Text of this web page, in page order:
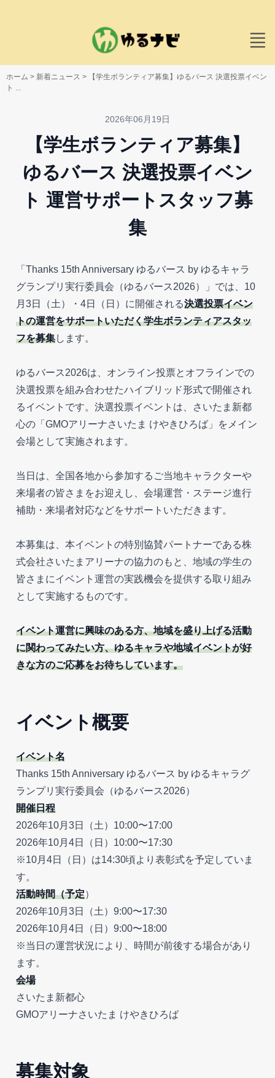
ホーム > 新着ニュース >
【学生ボランティア募集】ゆるバース 決選投票イベン
ト ...
2026年06月19日
【学生ボランティア募集】
ゆるバース 決選投票イベン
ト 運営サポートスタッフ募
集
「Thanks 15th Anniversary ゆるバース by ゆるキャラ
グランプリ実行委員会（ゆるバース2026）」では、10
月3日（土）・4日（日）に開催される決選投票イベン
トの運営をサポートいただく学生ボランティアスタッ
フを募集します。
ゆるバース2026は、オンライン投票とオフラインでの
決選投票を組み合わせたハイブリッド形式で開催され
るイベントです。決選投票イベントは、さいたま新都
心の「GMOアリーナさいたま けやきひろば」をメイン
会場として実施されます。
当日は、全国各地から参加するご当地キャラクターや
来場者の皆さまをお迎えし、会場運営・ステージ進行
補助・来場者対応などをサポートいただきます。
本募集は、本イベントの特別協賛パートナーである株
式会社さいたまアリーナの協力のもと、地域の学生の
皆さまにイベント運営の実践機会を提供する取り組み
として実施するものです。
イベント運営に興味のある方、地域を盛り上げる活動
に関わってみたい方、ゆるキャラや地域イベントが好
きな方のご応募をお待ちしています。
イベント概要
イベント名
Thanks 15th Anniversary ゆるバース by ゆるキャラグ
ランプリ実行委員会（ゆるバース2026）
開催日程
2026年10月3日（土）10:00〜17:00
2026年10月4日（日）10:00〜17:30
※10月4日（日）は14:30頃より表彰式を予定していま
す。
活動時間（予定）
2026年10月3日（土）9:00〜17:30
2026年10月4日（日）9:00〜18:00
※当日の運営状況により、時間が前後する場合があり
ます。
会場
さいたま新都心
GMOアリーナさいたま けやきひろば
募集対象